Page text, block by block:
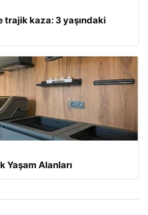
trajik kaza: 3 yaşındaki
Yaşam Alanları